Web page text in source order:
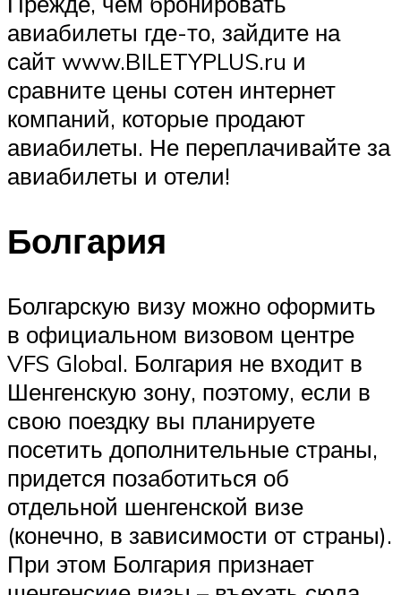
авиабилеты где-то, зайдите на
сайт www.BILETYPLUS.ru и
сравните цены сотен интернет
компаний, которые продают
авиабилеты. Не переплачивайте за
авиабилеты и отели!
Болгария
Болгарскую визу можно оформить
в официальном визовом центре
VFS Global. Болгария не входит в
Шенгенскую зону, поэтому, если в
свою поездку вы планируете
посетить дополнительные страны,
придется позаботиться об
отдельной шенгенской визе
(конечно, в зависимости от страны).
При этом Болгария признает